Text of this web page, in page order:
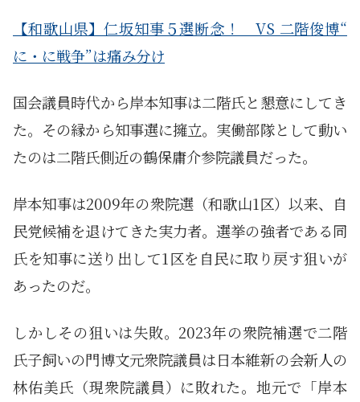
【和歌山県】仁坂知事５選断念！ VS 二階俊博“
に・に戦争”は痛み分け
国会議員時代から岸本知事は二階氏と懇意にしてき
た。その縁から知事選に擁立。実働部隊として動い
たのは二階氏側近の鶴保庸介参院議員だった。
岸本知事は2009年の衆院選（和歌山1区）以来、自
民党候補を退けてきた実力者。選挙の強者である同
氏を知事に送り出して1区を自民に取り戻す狙いが
あったのだ。
しかしその狙いは失敗。2023年の衆院補選で二階
氏子飼いの門博文元衆院議員は日本維新の会新人の
林佑美氏（現衆院議員）に敗れた。地元で「岸本